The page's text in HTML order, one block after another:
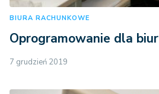
BIURA RACHUNKOWE
Oprogramowanie dla
7 grudzień 2019